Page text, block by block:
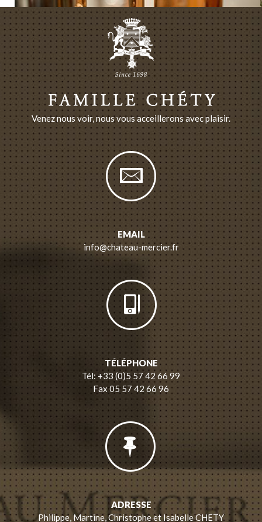
Venez nous voir, nous vous acceillerons avec plaisir.
EMAIL
info@chateau-mercier.fr
TÉLÉPHONE
Tél: +33 (0)5 57 42 66 99
Fax 05 57 42 66 96
ADRESSE
Philippe, Martine, Christophe et Isabelle CHETY